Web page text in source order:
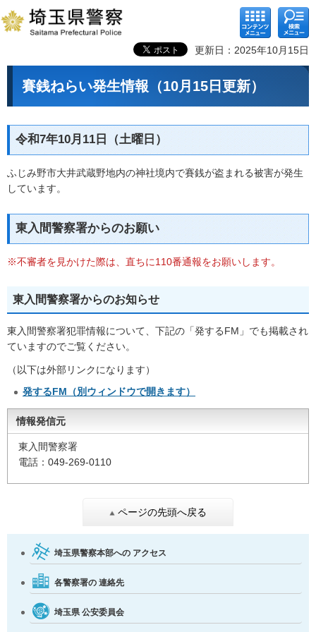
コンテ
ンツメ
ニュー
検索メ
ニュー
更新日：2025年10月15日
賽銭ねらい発生情報（10月15日更新）
令和7年10月11日（土曜日）
ふじみ野市大井武蔵野地内の神社境内で賽銭が盗まれる被害が発生
しています。
東入間警察署からのお願い
※不審者を見かけた際は、直ちに110番通報をお願いします。
東入間警察署からのお知らせ
東入間警察署犯罪情報について、下記の「発するFM」でも掲載され
ていますのでご覧ください。
（以下は外部リンクになります）
発するFM（別ウィンドウで開きます）
情報発信元
東入間警察署
電話：049-269-0110
ページの先頭へ戻る
埼玉県警察本部への アクセス
各警察署の 連絡先
埼玉県 公安委員会